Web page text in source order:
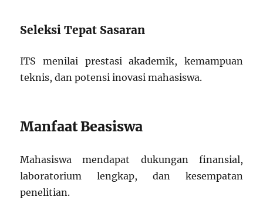
Seleksi Tepat Sasaran
ITS menilai prestasi akademik, kemampuan
teknis, dan potensi inovasi mahasiswa.
Manfaat Beasiswa
Mahasiswa mendapat dukungan finansial,
laboratorium lengkap, dan kesempatan
penelitian.